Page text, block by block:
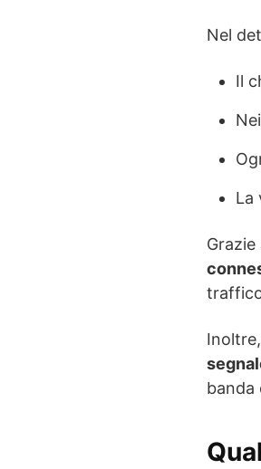
Nel
Il
La
banda